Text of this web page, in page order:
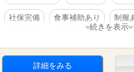
社保完備 食事補助あり 制服
ファーストフード
続きを表示
詳細をみる